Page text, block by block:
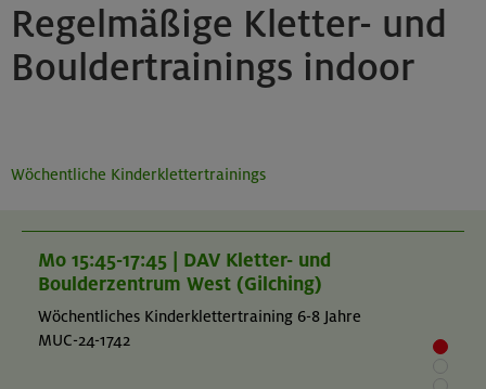
Regelmäßige Kletter- und
Bouldertrainings indoor
Wöchentliche Kinderklettertrainings
Mo 15:45-17:45 | DAV Kletter- und
Boulderzentrum West (Gilching)
Wöchentliches Kinderklettertraining 6-8 Jahre
MUC-24-1742